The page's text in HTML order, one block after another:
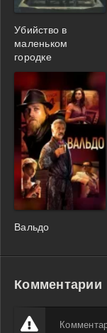
Убийство в
маленьком
городке
Вальдо
Комментарии